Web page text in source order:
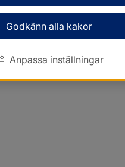
Godkänn alla kakor
Anpassa inställningar